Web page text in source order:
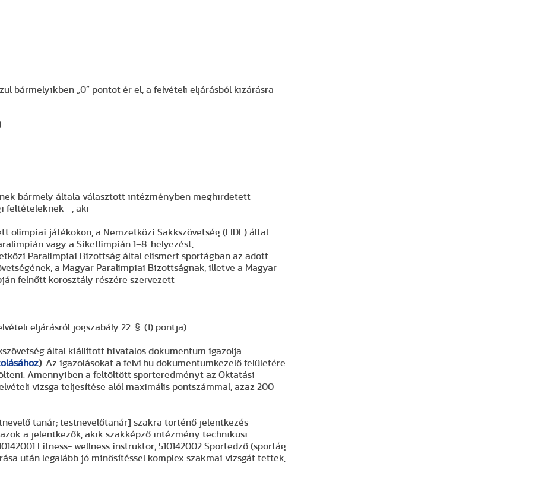
bármelyikben „0” pontot ér el, a felvételi eljárásból kizárásra
bármely általa választott intézményben meghirdetett
feltételeknek –, aki
olimpiai játékokon, a Nemzetközi Sakkszövetség (FIDE) által
vagy a Siketlimpián 1–8. helyezést,
Paralimpiai Bizottság által elismert sportágban az adott
a Magyar Paralimpiai Bizottságnak, illetve a Magyar
felnőtt korosztály részére szervezett
eljárásról jogszabály 22. §. (1) pontja)
által kiállított hivatalos dokumentum igazolja
) . Az igazolásokat a felvi.hu dokumentumkezelő felületére
Amennyiben a feltöltött sporteredményt az Oktatási
vizsga teljesítése alól maximális pontszámmal, azaz 200
tanár; testnevelőtanár] szakra történő jelentkezés
a jelentkezők, akik szakképző intézmény technikusi
Fitness- wellness instruktor; 510142002 Sportedző (sportág
után legalább jó minősítéssel komplex szakmai vizsgát tettek,